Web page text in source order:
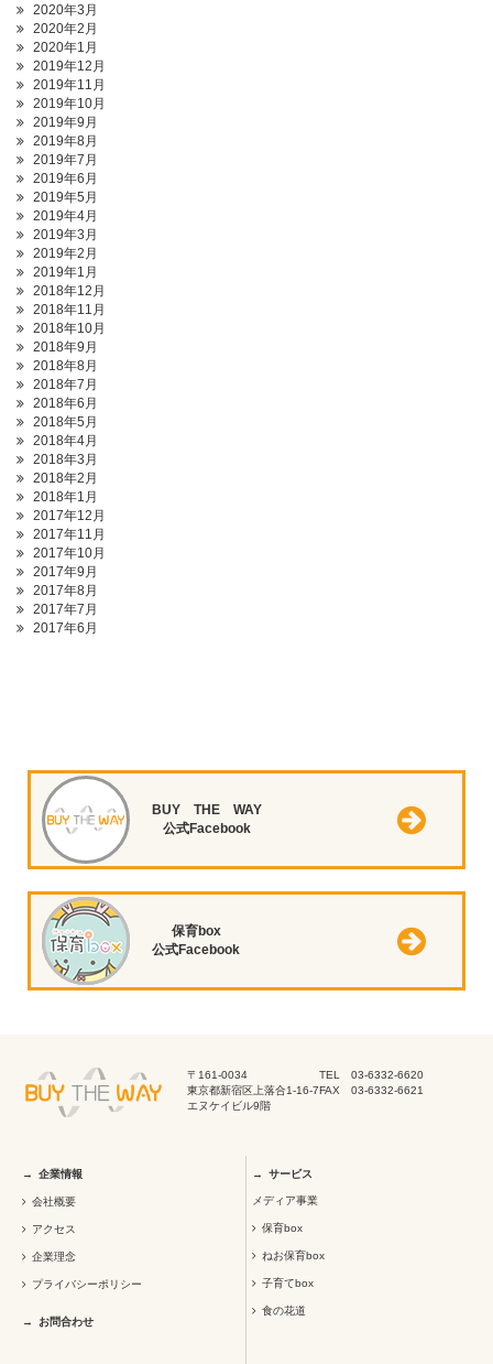
2020年3月
2020年2月
2020年1月
2019年12月
2019年11月
2019年10月
2019年9月
2019年8月
2019年7月
2019年6月
2019年5月
2019年4月
2019年3月
2019年2月
2019年1月
2018年12月
2018年11月
2018年10月
2018年9月
2018年8月
2018年7月
2018年6月
2018年5月
2018年4月
2018年3月
2018年2月
2018年1月
2017年12月
2017年11月
2017年10月
2017年9月
2017年8月
2017年7月
2017年6月
BUY THE WAY
公式Facebook
保育box
公式Facebook
〒161-0034
東京都新宿区上落合1-16-7
エヌケイビル9階
TEL 03-6332-6620
FAX 03-6332-6621
企業情報
会社概要
アクセス
企業理念
プライバシーポリシー
お問合わせ
サービス
メディア事業
保育box
ねお保育box
子育てbox
食の花道